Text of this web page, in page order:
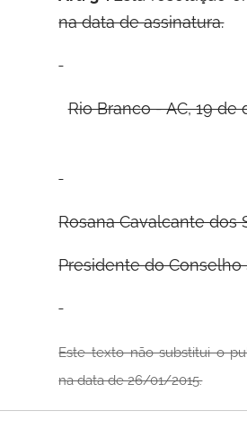
na data de assinatura.
Rio Branco - AC, 19 de
Rosana Cavalcante dos
Presidente do Conselho
Este texto não substitui o
na data de 26/01/2015.